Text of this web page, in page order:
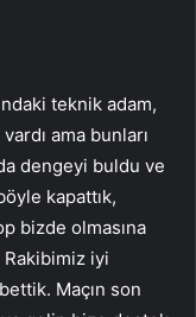
teknik adam,
ama bunları
dengeyi buldu ve
kapattık,
bizde olmasına
iyi
Maçın son